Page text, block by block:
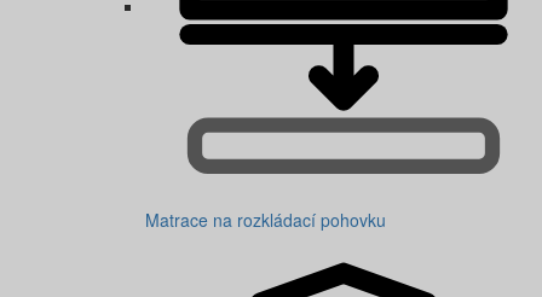
Matrace na rozkládací pohovku